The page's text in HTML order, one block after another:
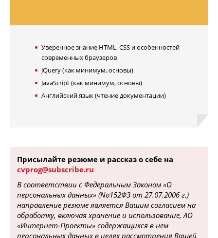
Уверенное знание HTML, CSS и особенностей
современных браузеров
JQuery (как минимум, основы)
JavaScript (как минимум, основы)
Английский язык (чтение документации)
Присылайте резюме и рассказ о себе на
cvprog@subscribe.ru
В соответствии с Федеральным Законом «О
персональных данных» (No152ФЗ от 27.07.2006 г.)
направление резюме является Вашим согласием на
обработку, включая хранение и использование, АО
«Интернет-Проекты» содержащихся в нем
персональных данных в целях рассмотрения Вашей